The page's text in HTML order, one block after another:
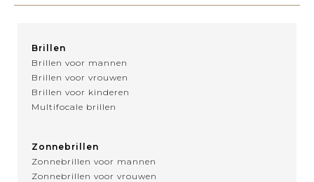
Brillen
Brillen voor mannen
Brillen voor vrouwen
Brillen voor kinderen
Multifocale brillen
Zonnebrillen
Zonnebrillen voor mannen
Zonnebrillen voor vrouwen